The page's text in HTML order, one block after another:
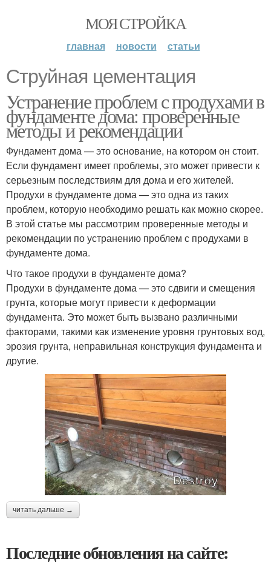
МОЯ СТРОЙКА
главная новости статьи
Струйная цементация
Устранение проблем с продухами в
фундаменте дома: проверенные
методы и рекомендации
Фундамент дома — это основание, на котором он стоит.
Если фундамент имеет проблемы, это может привести к
серьезным последствиям для дома и его жителей.
Продухи в фундаменте дома — это одна из таких
проблем, которую необходимо решать как можно скорее.
В этой статье мы рассмотрим проверенные методы и
рекомендации по устранению проблем с продухами в
фундаменте дома.
Что такое продухи в фундаменте дома?
Продухи в фундаменте дома — это сдвиги и смещения
грунта, которые могут привести к деформации
фундамента. Это может быть вызвано различными
факторами, такими как изменение уровня грунтовых вод,
эрозия грунта, неправильная конструкция фундамента и
другие.
читать дальше →
Последние обновления на сайте: